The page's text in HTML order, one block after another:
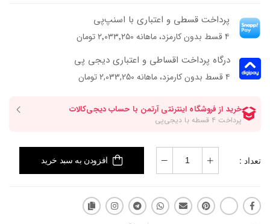
پرداخت قسطی و اعتباری با اسنپ‌پی
۴ قسط بدون کارمزد، ماهانه ۲٬۰۳۳٬۲۵۰ تومان
درگاه پرداخت اقساطی و اعتباری دیجی پی
۴ قسط بدون کارمزد، ماهانه 2,033,250 تومان
تعداد : افزودن به سبد خرید